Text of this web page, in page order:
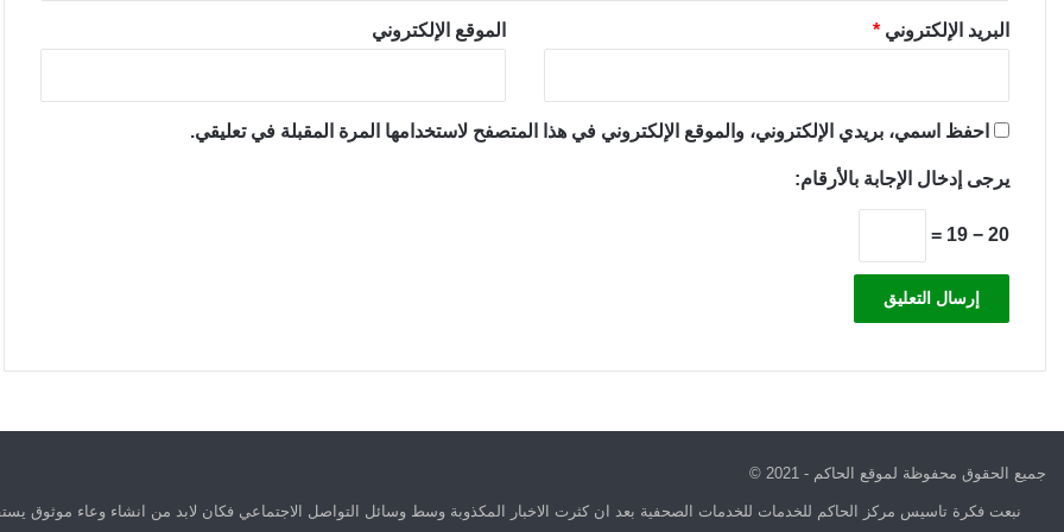
البريد الإلكتروني * الموقع الإلكتروني
احفظ اسمي، بريدي الإلكتروني، والموقع الإلكتروني في هذا المتصفح لاستخدامها المرة المقبلة في تعليقي.
يرجى إدخال الإجابة بالأرقام:
20 − 19 =
جميع الحقوق محفوظة لموقع الحاكم - 2021 ©
نبعت فكرة تاسيس مركز الحاكم للخدمات للخدمات الصحفية بعد ان كثرت الاخبار المكذوبة وسط وسائل التواصل الاجتماعي فكان لابد من انشاء وعاء موثوق